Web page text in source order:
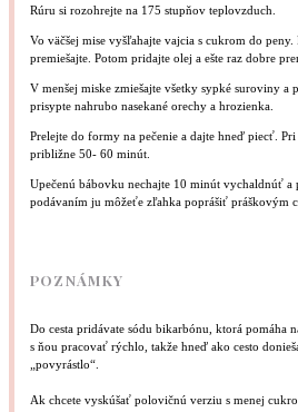
Rúru si rozohrejte na 175 stupňov teplovzduch.
Vo väčšej mise vyšľahajte vajcia s cukrom do
premiešajte. Potom pridajte olej a ešte raz dobre
V menšej miske zmiešajte všetky sypké suroviny a
prisypte nahrubo nasekané orechy a hrozienka.
Prelejte do formy na pečenie a dajte hneď piecť.
približne 50- 60 minút.
Upečenú bábovku nechajte 10 minút vychaldnúť a
podávaním ju môžeťe zľahka poprášiť práškovým
POZNÁMKY
Do cesta pridávate sódu bikarbónu, ktorá pomáha
s ňou pracovať rýchlo, takže hneď ako cesto
„povyrástlo“.
Ak chcete vyskúšať polovičnú verziu s menej